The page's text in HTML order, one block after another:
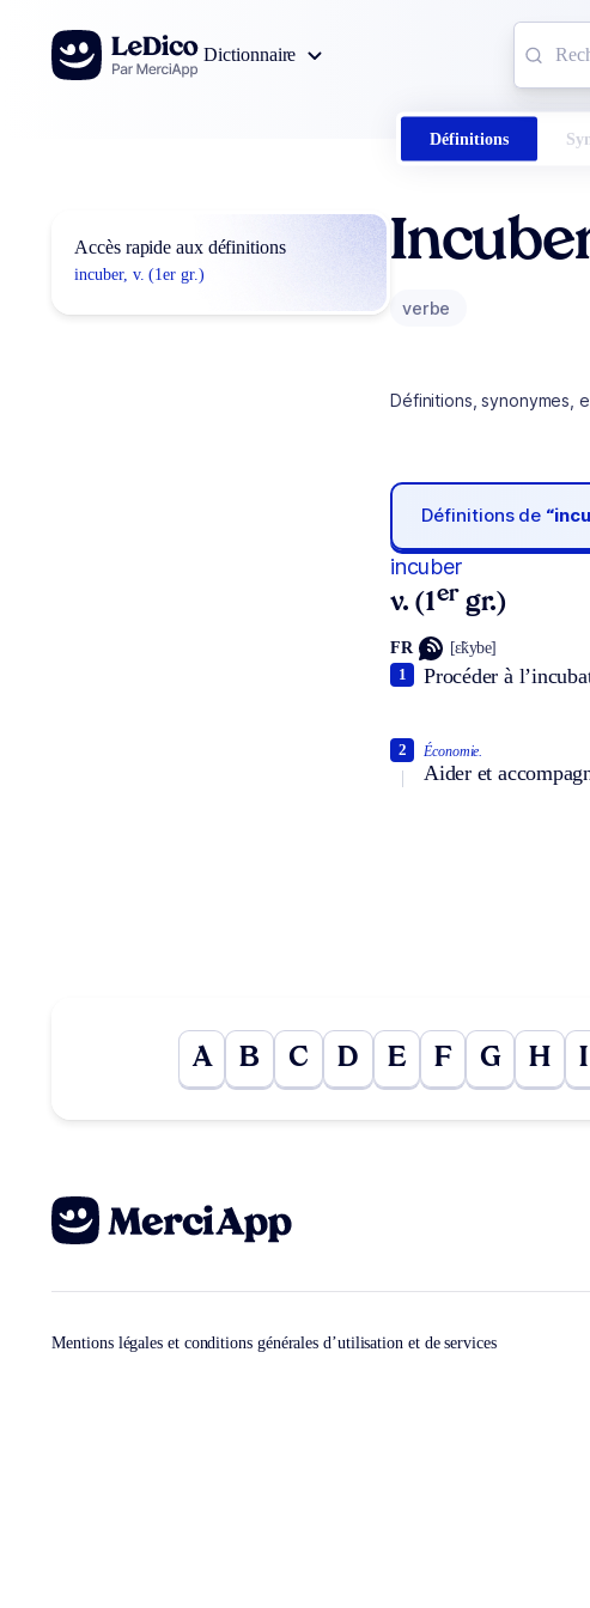
Aller au contenu
Dictionnaire
Définitions
Accès rapide aux définitions
incuber, v. (1er gr.)
verbe
Définitions, synonymes,
Définitions de
incuber
v. (1er gr.)
FR [ɛ̃kybe]
Procéder à
1
Économie.
Aider et
2
A B C D E F G H I
Mentions légales et conditions générales d’utilisation et de services